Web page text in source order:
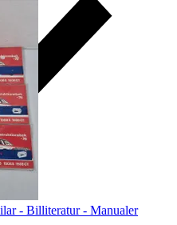
- Billiteratur - Manualer